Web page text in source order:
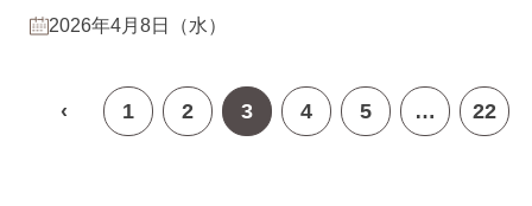
2026年4月8日（水）
‹ 1 2 3 4 5 … 22